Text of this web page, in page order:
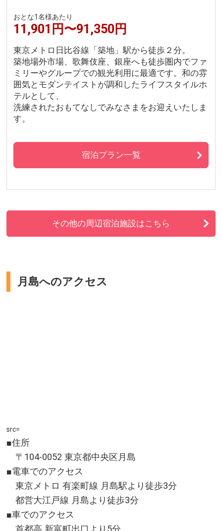
おとな1名様あたり
11,901円〜91,350円
東京メトロ日比谷線「築地」駅から徒歩２分。
築地場外市場、歌舞伎座、銀座へも徒歩圏内でファ
ミリーやグループでの観光利用に最適です。和の雰
囲気とモダンテイストが調和したライフスタイルホ
テルとして、
洗練されたおもてなしでみなさまをお迎えいたしま
す。
宿泊プラン一覧
その他の周辺宿泊施設はこちら
月島へのアクセス
src=
■住所
〒104-0052 東京都中央区月島
■電車でのアクセス
東京メトロ 有楽町線 月島駅より徒歩3分
都営大江戸線 月島より徒歩3分
■車でのアクセス
首都高 新富町出口より5分